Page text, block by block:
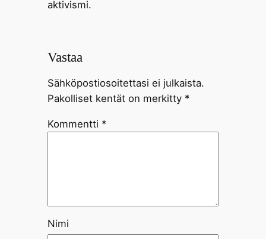
aktivismi.
Vastaa
Sähköpostiosoitettasi ei julkaista.
Pakolliset kentät on merkitty *
Kommentti *
Nimi